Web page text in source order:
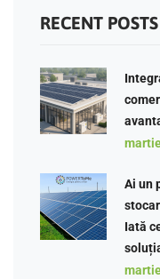
RECENT POSTS
Ai un
Iată